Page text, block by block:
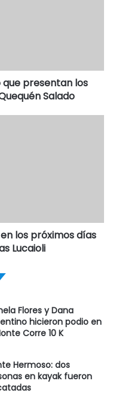
se realizará la
en la intersección
Irlanda, Italia, Israel,
Paraguay, Cuba,
el Patio de Comidas
dar inicio a otra
en escena, es
Monte Hermoso.
presentan los
Salado
los próximos días
Lucaioli
Flores y Dana
hicieron podio en
Corre 10 K
Hermoso: dos
en kayak fueron